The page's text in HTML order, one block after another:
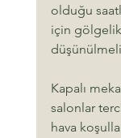
olduğu
için
Kapalı
salonlar
hava